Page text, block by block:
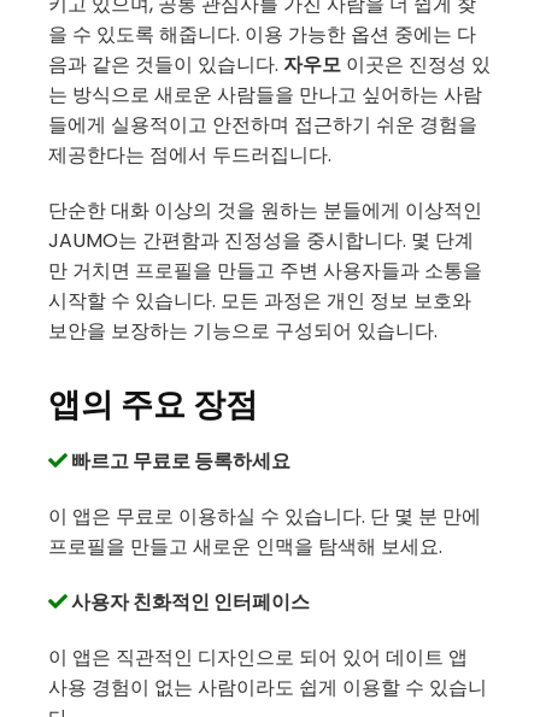
을 수 있도록 해줍니다. 이용 가능한 옵션 중에는 다
음과 같은 것들이 있습니다.자우모 이곳은 진정성 있
는 방식으로 새로운 사람들을 만나고 싶어하는 사람
들에게 실용적이고 안전하며 접근하기 쉬운 경험을
제공한다는 점에서 두드러집니다.
단순한 대화 이상의 것을 원하는 분들에게 이상적인
JAUMO는 간편함과 진정성을 중시합니다. 몇 단계
만 거치면 프로필을 만들고 주변 사용자들과 소통을
시작할 수 있습니다. 모든 과정은 개인 정보 보호와
보안을 보장하는 기능으로 구성되어 있습니다.
앱의 주요 장점
빠르고 무료로 등록하세요
이 앱은 무료로 이용하실 수 있습니다. 단 몇 분 만에
프로필을 만들고 새로운 인맥을 탐색해 보세요.
사용자 친화적인 인터페이스
이 앱은 직관적인 디자인으로 되어 있어 데이트 앱
사용 경험이 없는 사람이라도 쉽게 이용할 수 있습니